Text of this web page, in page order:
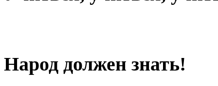
Народ должен знать!